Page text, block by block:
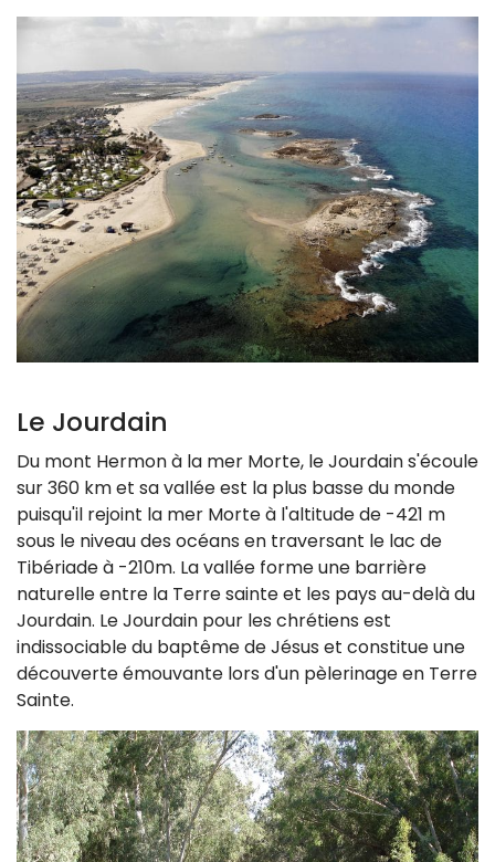
Le Jourdain
Du mont Hermon à la mer Morte, le Jourdain s'écoule
sur 360 km et sa vallée est la plus basse du monde
puisqu'il rejoint la mer Morte à l'altitude de -421 m
sous le niveau des océans en traversant le lac de
Tibériade à -210m. La vallée forme une barrière
naturelle entre la Terre sainte et les pays au-delà du
Jourdain. Le Jourdain pour les chrétiens est
indissociable du baptême de Jésus et constitue une
découverte émouvante lors d'un pèlerinage en Terre
Sainte.